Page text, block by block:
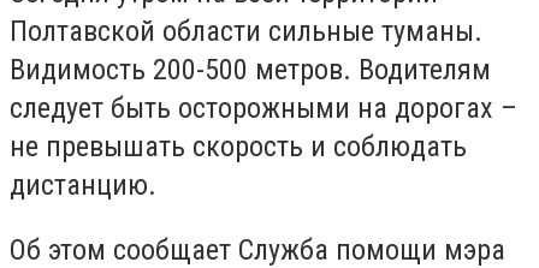
Полтавской области сильные туманы.
Видимость 200-500 метров. Водителям
следует быть осторожными на дорогах –
не превышать скорость и соблюдать
дистанцию.
Об этом сообщает Служба помощи мэра